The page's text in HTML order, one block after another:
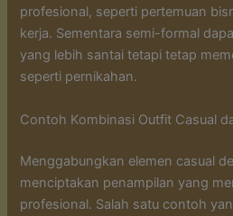
profesional, seperti pertemuan
kerja. Sementara semi-formal
yang lebih santai tetapi tetap
seperti pernikahan.
Contoh Kombinasi Outfit Casual
Menggabungkan elemen casual
menciptakan penampilan yang
profesional. Salah satu contoh